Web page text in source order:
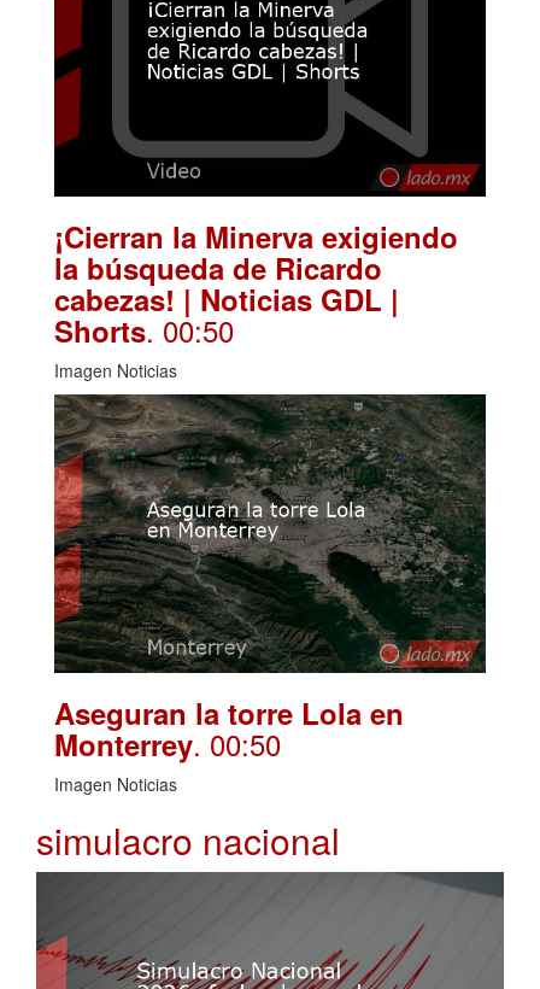
¡Cierran la Minerva exigiendo
la búsqueda de Ricardo
cabezas! | Noticias GDL |
Shorts. 00:50
Imagen Noticias
Aseguran la torre Lola en
Monterrey. 00:50
Imagen Noticias
simulacro nacional